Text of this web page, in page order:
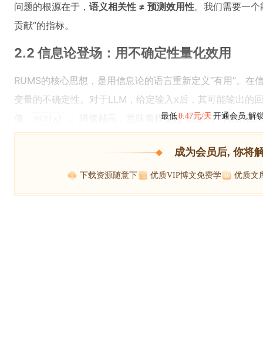
问题的根源在于， 语义相关性 ≠ 预测效用性。我们需要一
贡献”的指标。
2.2 信息论登场：用不确定性量化效用
RUMS的核心思想，是用信息论的语言重新定义“有用”。在
变量的不确定性。对于LLM，给定输入x后，其可能输出的
H(Y|x) 。熵值越高，意味着模型越“困惑”，可能的回
最低0.47元/天 开通会员,解
成为会员后, 你将
下载资源随意下 优质VIP博文免费学 优质文